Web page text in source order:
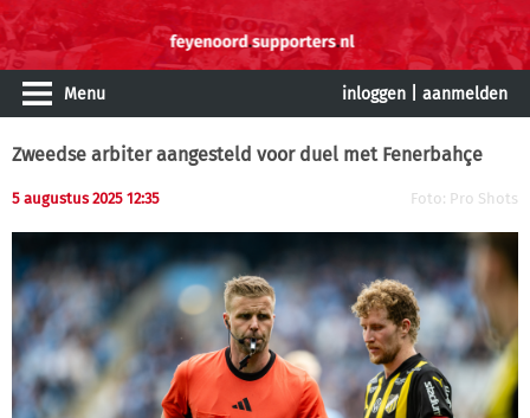
Menu inloggen aanmelden
Zweedse arbiter aangesteld voor duel met Fenerbahçe
5 augustus 2025 12:35 Foto: Pro Shots